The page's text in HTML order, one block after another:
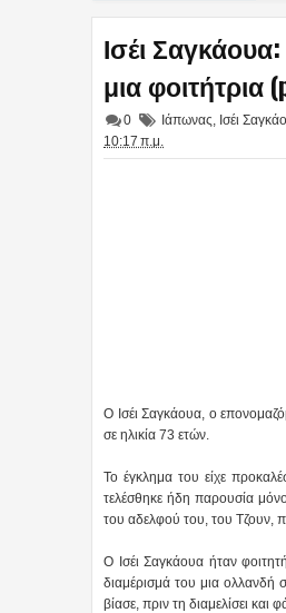
Ισέι
μια φοιτήτρια
0 Ιάπωνας Ισέι
10:17 π.μ.
Ο Ισέι Σαγκάουα, ο
σε ηλικία 73 ετών.
Το έγκλημα του είχε
τελέσθηκε ήδη παρουσία
του αδελφού του, του Τζουν,
Ο Ισέι Σαγκάουα ήταν
διαμέρισμά του μια ολλανδή
βίασε, πριν τη διαμελίσει